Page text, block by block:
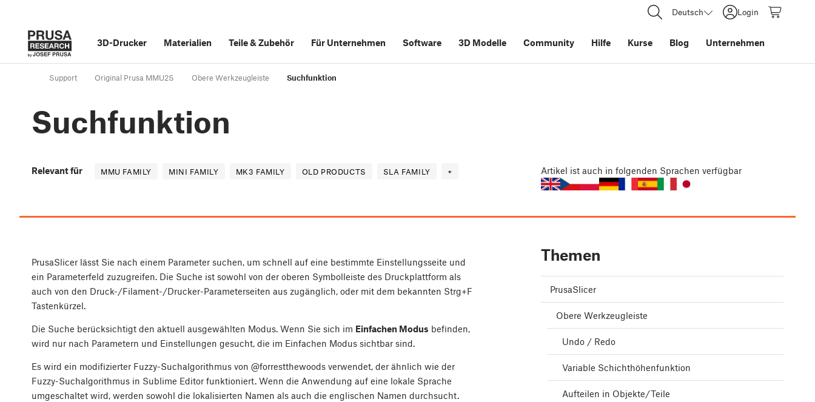
Deutsch Login
3D-Drucker Materialien Teile&Zubehör Für Unternehmen Software 3D Modelle Community Hilfe Kurse Blog Unternehmen
Support Original Prusa MMU2S Obere Werkzeugleiste Suchfunktion
Suchfunktion
Relevant für MMU FAMILY MINI FAMILY MK3 FAMILY OLD PRODUCTS SLA FAMILY + Artikel ist auch in folgenden Sprachen verfügbar
PrusaSlicer lässt Sie nach einem Parameter suchen, um schnell auf eine bestimmte Einstellungsseite und
ein Parameterfeld zuzugreifen. Die Suche ist sowohl von der oberen Symbolleiste des Druckplattform als
auch von den Druck-/Filament-/Drucker-Parameterseiten aus zugänglich, oder mit dem bekannten Strg+F
Tastenkürzel.
Die Suche berücksichtigt den aktuell ausgewählten Modus. Wenn Sie sich im Einfachen Modus befinden,
wird nur nach Parametern und Einstellungen gesucht, die im Einfachen Modus sichtbar sind.
Es wird ein modifizierter Fuzzy-Suchalgorithmus von @forrestthewoods verwendet, der ähnlich wie der
Fuzzy-Suchalgorithmus in Sublime Editor funktioniert. Wenn die Anwendung auf eine lokale Sprache
umgeschaltet wird, werden sowohl die lokalisierten Namen als auch die englischen Namen durchsucht.
Themen
PrusaSlicer
Obere Werkzeugleiste
Undo / Redo
Variable Schichthöhenfunktion
Aufteilen in Objekte/Teile